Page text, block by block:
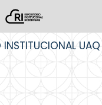
INSTITUCIONAL UAQ